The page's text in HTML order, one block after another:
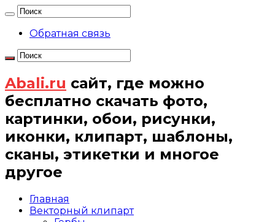
Обратная связь
Abali.ru сайт, где можно
бесплатно скачать фото,
картинки, обои, рисунки,
иконки, клипарт, шаблоны,
сканы, этикетки и многое
другое
Главная
Векторный клипарт